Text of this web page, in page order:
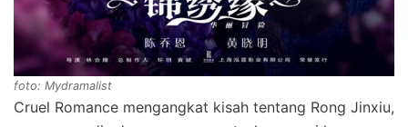
foto: Mydramalist
Cruel Romance mengangkat kisah tentang Rong Jinxiu,